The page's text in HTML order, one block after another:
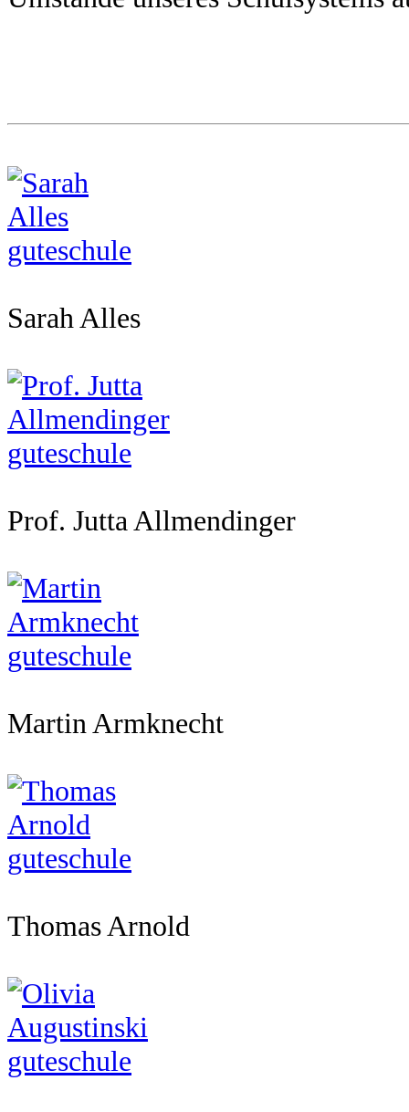
Sarah Alles
Prof. Jutta Allmendinger
Martin Armknecht
Thomas Arnold